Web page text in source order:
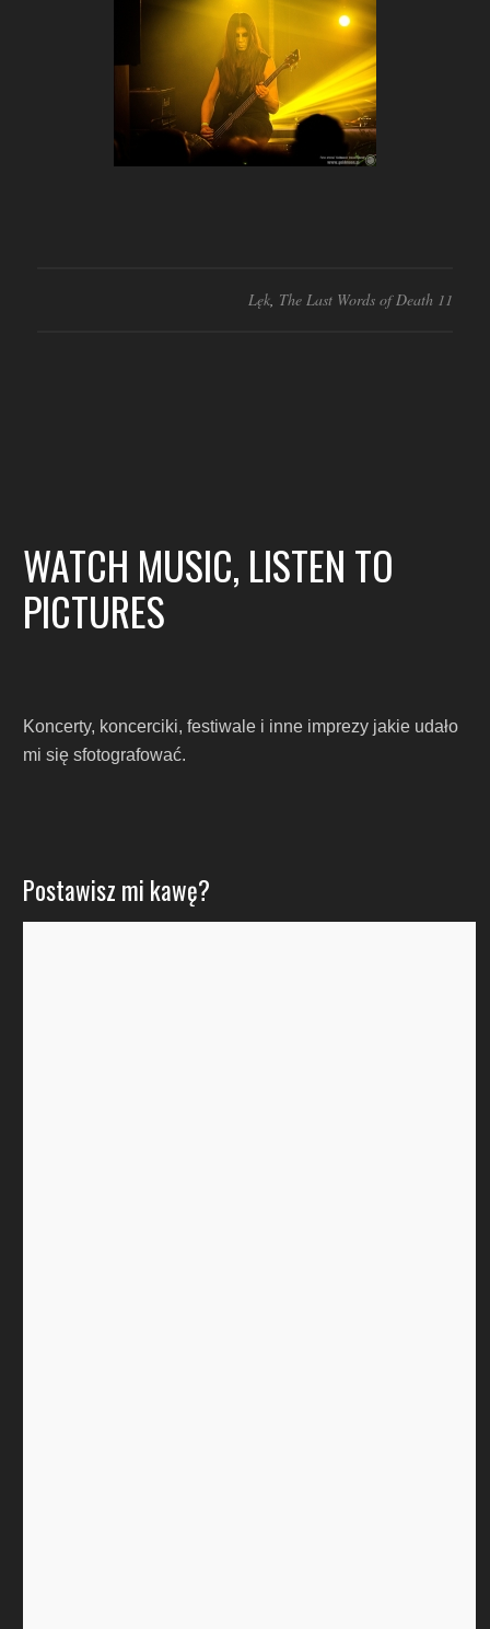
Lęk, The Last Words of Death 11
WATCH MUSIC, LISTEN TO
PICTURES
Koncerty, koncerciki, festiwale i inne imprezy jakie udało
mi się sfotografować.
Postawisz mi kawę?